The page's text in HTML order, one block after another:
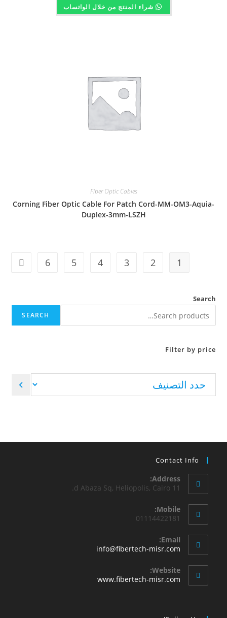
شراء المنتج من خلال الواتساب
Fiber Optic Cables
Corning Fiber Optic Cable For Patch Cord-MM-OM3-Aquia-
Duplex-3mm-LSZH
1
2
3
4
5
6
Search
SEARCH
Filter by price
Contact Info
Address:
11 d Abaza Sq, Heliopolis, Cairo.
Mobile:
01114422181
Email:
info@fibertech-misr.com
Website:
www.fibertech-misr.com